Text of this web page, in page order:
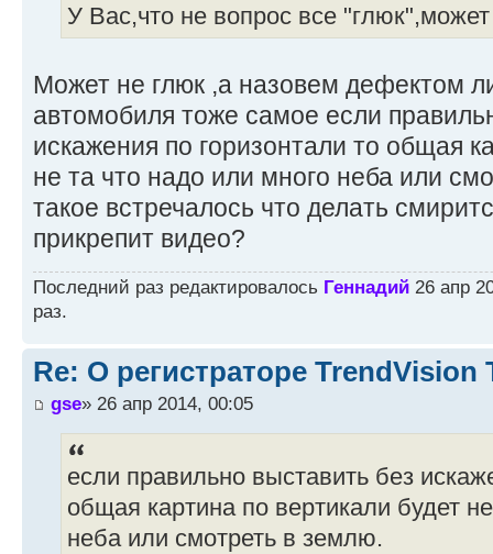
У Вас,что не вопрос все
Может не глюк ,а назовем дефектом
автомобиля тоже самое если
искажения по горизонтали то общая
не та что надо или много неба или
такое встречалось что делать
прикрепит видео?
Последний раз редактировалось Геннадий 26 апр
раз.
Re: О регистраторе TrendVision
gse» 26 апр 2014, 00:05
если правильно выставить без
общая картина по вертикали будет
неба или смотреть в землю.